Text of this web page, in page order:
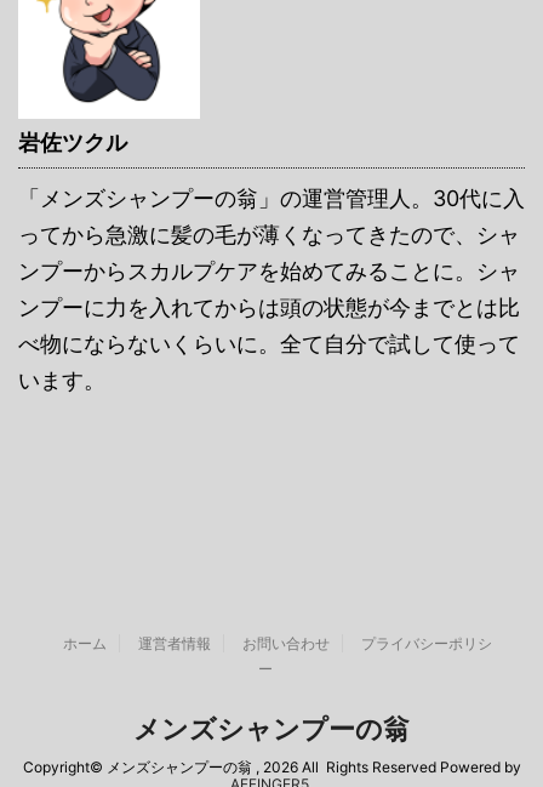
岩佐ツクル
「メンズシャンプーの翁」の運営管理人。30代に入
ってから急激に髪の毛が薄くなってきたので、シャ
ンプーからスカルプケアを始めてみることに。シャ
ンプーに力を入れてからは頭の状態が今までとは比
べ物にならないくらいに。全て自分で試して使って
います。
ホーム 運営者情報 お問い合わせ
プライバシーポリシ
ー
メンズシャンプーの翁
Copyright© メンズシャンプーの翁 , 2026 All Rights Reserved Powered by